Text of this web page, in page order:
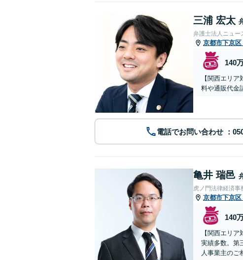
三浦 宏太
弁護士法人ニュー
京都市下京区
140
【関西エリ
料や通販代金
電話でお問い合わせ
亀井 瑞邑
虎ノ門法律経済事
京都市下京区
140
【関西エリ
実績多数。第
人事業主のご